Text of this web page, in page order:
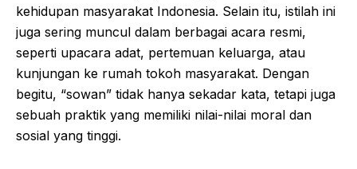
kehidupan masyarakat Indonesia. Selain itu, istilah ini
juga sering muncul dalam berbagai acara resmi,
seperti upacara adat, pertemuan keluarga, atau
kunjungan ke rumah tokoh masyarakat. Dengan
begitu, “sowan” tidak hanya sekadar kata, tetapi juga
sebuah praktik yang memiliki nilai-nilai moral dan
sosial yang tinggi.